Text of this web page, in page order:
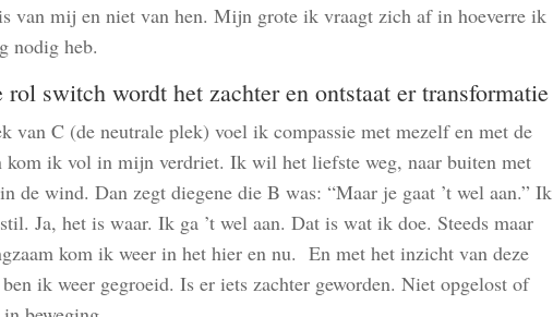
van mij en niet van hen. Mijn grote ik vraagt zich af in hoeverre ik
nodig heb.
rol switch wordt het zachter en ontstaat er transformatie
van C (de neutrale plek) voel ik compassie met mezelf en met de
kom ik vol in mijn verdriet. Ik wil het liefste weg, naar buiten met
de wind. Dan zegt diegene die B was: “Maar je gaat ’t wel aan.” Ik
Ja, het is waar. Ik ga ’t wel aan. Dat is wat ik doe. Steeds maar
kom ik weer in het hier en nu. En met het inzicht van deze
ik weer gegroeid. Is er iets zachter geworden. Niet opgelost of